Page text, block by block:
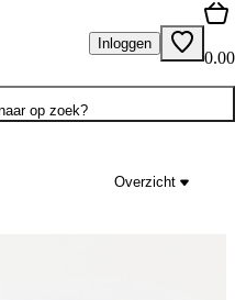
Inloggen
0.00
op zoek?
Overzicht